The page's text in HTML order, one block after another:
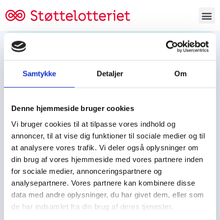
Samtykke Detaljer Om
Denne hjemmeside bruger cookies
Vi bruger cookies til at tilpasse vores indhold og
annoncer, til at vise dig funktioner til sociale medier og til
at analysere vores trafik. Vi deler også oplysninger om
din brug af vores hjemmeside med vores partnere inden
for sociale medier, annonceringspartnere og
analysepartnere. Vores partnere kan kombinere disse
data med andre oplysninger, du har givet dem, eller som
de har indsamlet fra din brug af deres tjenester.
Tjen penge og støt
Tjen penge til:
Spejdere/spejdergruppen/FDF’ere, m.fl.
Kontor
Tjenpengeogstoet.dk
Ejby Industrivej 91
DK – 2600 Glostrup
CVR: 19347508